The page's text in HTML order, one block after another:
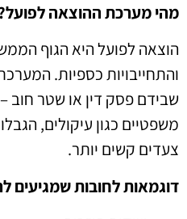
מהי מערכת ההוצאה
הוצאה לפועל היא הגוף
והתחייבויות כספיות.
שבידם פסק דין או שטר חוב
משפטיים כגון עיקולים,
צעדים קשים יותר.
דוגמאות לחובות שמגיעים